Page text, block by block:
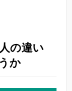
の違い
か